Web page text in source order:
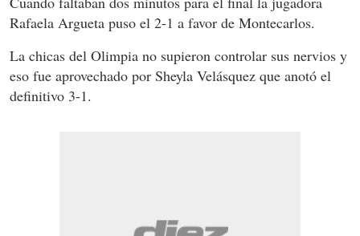
Rafaela Argueta puso el 2-1 a favor de Montecarlos.
La chicas del Olimpia no supieron controlar sus nervios y
eso fue aprovechado por Sheyla Velásquez que anotó el
definitivo 3-1.